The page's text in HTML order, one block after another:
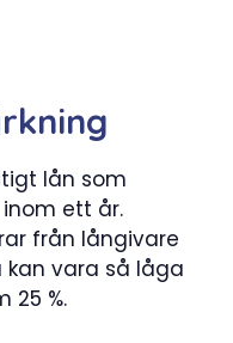
lån som
ett år.
från långivare
vara så låga
25 %.